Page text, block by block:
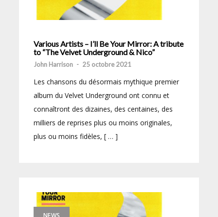
Various Artists – I’ll Be Your Mirror: A tribute
to “The Velvet Underground & Nico”
John Harrison - 25 octobre 2021
Les chansons du désormais mythique premier
album du Velvet Underground ont connu et
connaîtront des dizaines, des centaines, des
milliers de reprises plus ou moins originales,
plus ou moins fidèles, [ … ]
NEWS